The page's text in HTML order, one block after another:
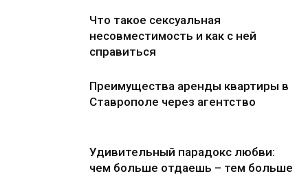
Что такое сексуальная
несовместимость и как с ней
справиться
Преимущества аренды квартиры в
Ставрополе через агентство
Удивительный парадокс любви:
чем больше отдаешь – тем больше